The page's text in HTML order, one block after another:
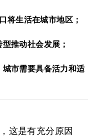
将生活在城市地区；
推动社会发展；
市需要具备活力和适
这是有充分原因